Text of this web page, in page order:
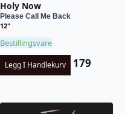
Holy Now
Please Call Me Back
12"
Bestillingsvare
Legg I Handlekurv 179